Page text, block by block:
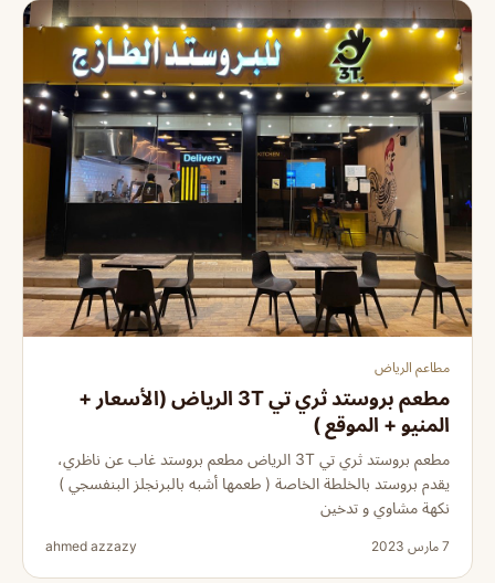
مطاعم الرياض
مطعم بروستد ثري تي 3T الرياض (الأسعار +
المنيو + الموقع )
مطعم بروستد ثري تي 3T الرياض مطعم بروستد غاب عن ناظري،
يقدم بروستد بالخلطة الخاصة ( طعمها أشبه بالبرنجلز البنفسجي )
نكهة مشاوي و تدخين
7 مارس 2023 ahmed azzazy